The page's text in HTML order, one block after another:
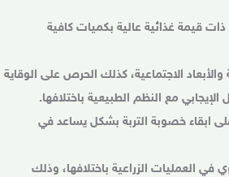
ذات قيمة غذائية عالية بكميات كافية
والأبعاد الاجتماعية، كذلك الحرص على الوقاية
مع النظم الطبيعية باختلافها.
ابقاء خصوبة التربة بشكل يساعد في
في العمليات الزراعية باختلافها، وذلك